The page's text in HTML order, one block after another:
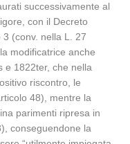
successivamente al
con il Decreto
(conv. nella L. 27
modificatrice anche
e 1822ter, che nella
riscontro, le
48), mentre la
parimenti ripresa in
conseguendone la